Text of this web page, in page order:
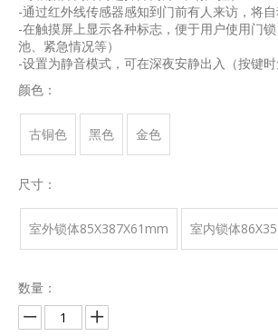
-通过红外线传感器感知到门前有人来访，将
-在触摸屏上显示各种标志，便于用户使用门
池、紧急情况等）
-设置为静音模式，可在深夜安静出入（按键时
颜色：
古铜色 黑色 金色
尺寸：
室外锁体85X387X61mm 室内锁体
数量：